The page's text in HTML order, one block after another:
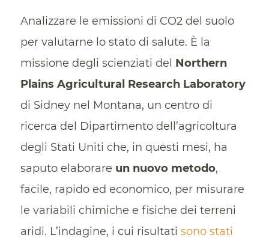
Analizzare le emissioni di CO2 del suolo
per valutarne lo stato di salute. È la
missione degli scienziati del Northern
Plains Agricultural Research Laboratory
di Sidney nel Montana, un centro di
ricerca del Dipartimento dell’agricoltura
degli Stati Uniti che, in questi mesi, ha
saputo elaborare un nuovo metodo,
facile, rapido ed economico, per misurare
le variabili chimiche e fisiche dei terreni
aridi. L’indagine, i cui risultati sono stati